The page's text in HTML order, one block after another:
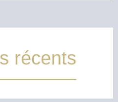
récents